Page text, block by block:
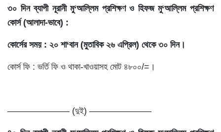
৩০ দিন ব্যাপী নূরানী মু‘আল্লিম প্রশিক্ষণ ও হিফজমু‘আল্লিম প্রশিক্ষণ
কোর্স (আলাদা-ভাবে) :
কোর্সের সময় : ২০ শা‘বান (মুতাবিক ২৬ এপ্রিল) থেকে ৩০ দিন।
কোর্স ফি : ভর্তি ফি ও থাকা-খাওয়াসহ মোট ৪৮০০/=।
——————— (দুই) ———————